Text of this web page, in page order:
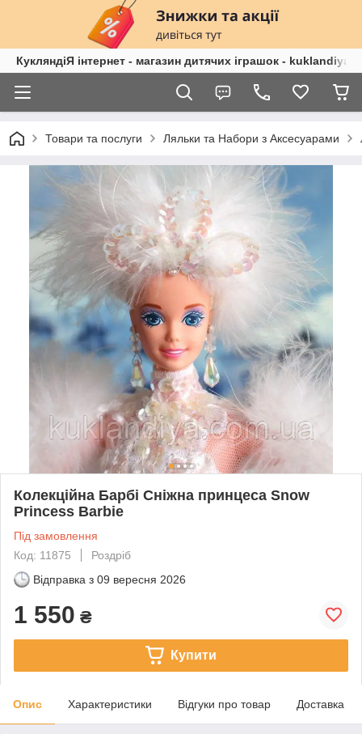
КукляндіЯ інтернет - магазин дитячих іграшок -
Товари та послуги Ляльки та Набори з Аксесуарами
Колекційна Барбі Сніжна принцеса Snow
Princess Barbie
Під замовлення
Код: 11875
Роздріб
Відправка з 09 вересня 2026
1 550 ₴
Купити
Опис Характеристики Відгуки про товар Доставка